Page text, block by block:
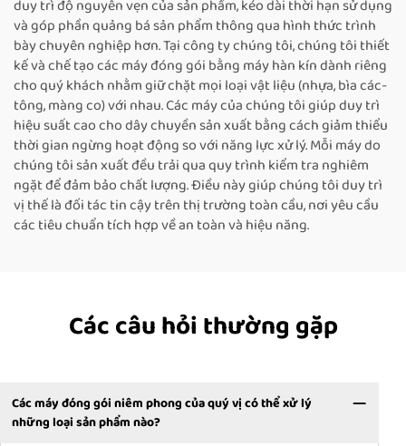
duy trì độ nguyên vẹn của sản phẩm, kéo dài thời hạn sử dụng
và góp phần quảng bá sản phẩm thông qua hình thức trình
bày chuyên nghiệp hơn. Tại công ty chúng tôi, chúng tôi thiết
kế và chế tạo các máy đóng gói bằng máy hàn kín dành riêng
cho quý khách nhằm giữ chặt mọi loại vật liệu (nhựa, bìa các-
tông, màng co) với nhau. Các máy của chúng tôi giúp duy trì
hiệu suất cao cho dây chuyền sản xuất bằng cách giảm thiểu
thời gian ngừng hoạt động so với năng lực xử lý. Mỗi máy do
chúng tôi sản xuất đều trải qua quy trình kiểm tra nghiêm
ngặt để đảm bảo chất lượng. Điều này giúp chúng tôi duy trì
vị thế là đối tác tin cậy trên thị trường toàn cầu, nơi yêu cầu
các tiêu chuẩn tích hợp về an toàn và hiệu năng.
Các câu hỏi thường gặp
Các máy đóng gói niêm phong của quý vị có thể xử lý
những loại sản phẩm nào?